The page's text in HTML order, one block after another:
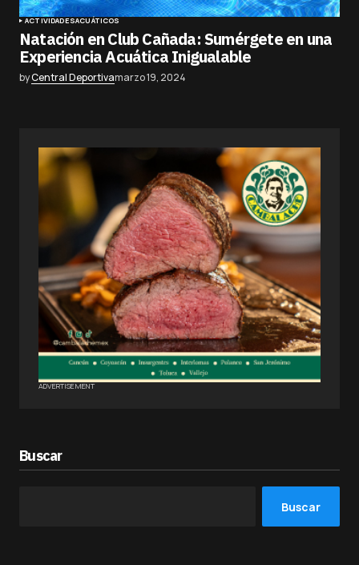
ACTIVIDADESACUÁTICOS
Natación en Club Cañada: Sumérgete en una
Experiencia Acuática Inigualable
byCentral Deportivamarzo 19, 2024
ADVERTISEMENT
Buscar
Buscar